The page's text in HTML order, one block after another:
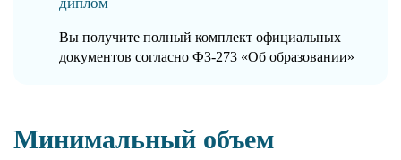
Вы получите полный комплект официальных
документов согласно ФЗ-273 «Об образовании»
Минимальный объем